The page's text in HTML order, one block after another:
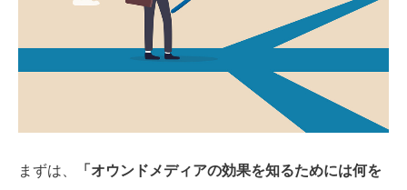
まずは、
「オウンドメディアの効果を知るためには何を